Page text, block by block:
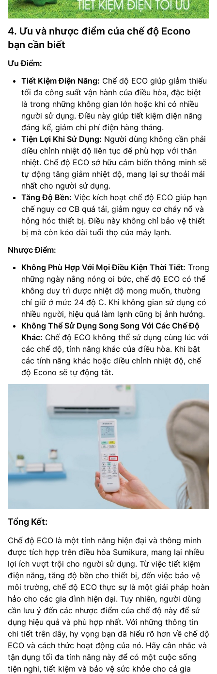
4. Ưu và nhược điểm của chế độ Econo
bạn cần biết
Ưu Điểm:
Tiết Kiệm Điện Năng: Chế độ ECO giúp giảm thiểu
tối đa công suất vận hành của điều hòa, đặc biệt
là trong những không gian lớn hoặc khi có nhiều
người sử dụng. Điều này giúp tiết kiệm điện năng
đáng kể, giảm chi phí điện hàng tháng.
Tiện Lợi Khi Sử Dụng: Người dùng không cần phải
điều chỉnh nhiệt độ liên tục để phù hợp với thân
nhiệt. Chế độ ECO sở hữu cảm biến thông minh sẽ
tự động tăng giảm nhiệt độ, mang lại sự thoải mái
nhất cho người sử dụng.
Tăng Độ Bền: Việc kích hoạt chế độ ECO giúp hạn
chế nguy cơ CB quá tải, giảm nguy cơ cháy nổ và
hỏng hóc thiết bị. Điều này không chỉ bảo vệ thiết
bị mà còn kéo dài tuổi thọ của máy lạnh.
Nhược Điểm:
Không Phù Hợp Với Mọi Điều Kiện Thời Tiết: Trong
những ngày nắng nóng oi bức, chế độ ECO có thể
không duy trì được nhiệt độ mong muốn, thường
chỉ giữ ở mức 24 độ C. Khi không gian sử dụng có
nhiều người, hiệu quả làm lạnh cũng bị ảnh hưởng.
Không Thể Sử Dụng Song Song Với Các Chế Độ
Khác: Chế độ ECO không thể sử dụng cùng lúc với
các chế độ, tính năng khác của điều hòa. Khi bật
các tính năng khác hoặc điều chỉnh nhiệt độ, chế
độ Econo sẽ tự động tắt.
Tổng Kết:
Chế độ ECO là một tính năng hiện đại và thông minh
được tích hợp trên điều hòa Sumikura, mang lại nhiều
lợi ích vượt trội cho người sử dụng. Từ việc tiết kiệm
điện năng, tăng độ bền cho thiết bị, đến việc bảo vệ
môi trường, chế độ ECO thực sự là một giải pháp hoàn
hảo cho các gia đình hiện đại. Tuy nhiên, người dùng
cần lưu ý đến các nhược điểm của chế độ này để sử
dụng hiệu quả và phù hợp nhất. Với những thông tin
chi tiết trên đây, hy vọng bạn đã hiểu rõ hơn về chế độ
ECO và cách thức hoạt động của nó. Hãy cân nhắc và
tận dụng tối đa tính năng này để có một cuộc sống
tiện nghi, tiết kiệm và bảo vệ sức khỏe cho cả gia